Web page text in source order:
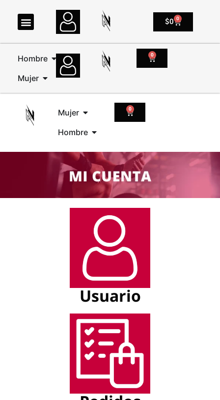
$0 0
Hombre
Mujer
0
Mujer
Hombre
0
Usuario